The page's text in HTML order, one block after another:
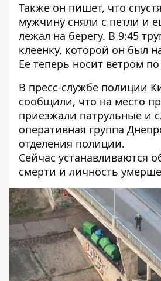
Также он пишет, что
мужчину сняли с петли и
лежал на берегу. В 9:45
клеенку, которой он был
Ее теперь носит ветром по
В пресс-службе полиции
сообщили, что на место
приезжали патрульные и
оперативная группа
отделения полиции.
Сейчас устанавливаются
смерти и личность